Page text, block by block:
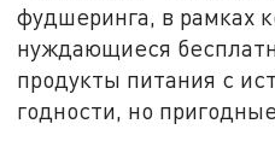
фудшеринга, в рамках
нуждающиеся
продукты питания с
годности, но